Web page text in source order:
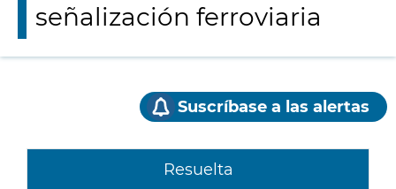
señalización ferroviaria
Suscríbase a las alertas
Resuelta